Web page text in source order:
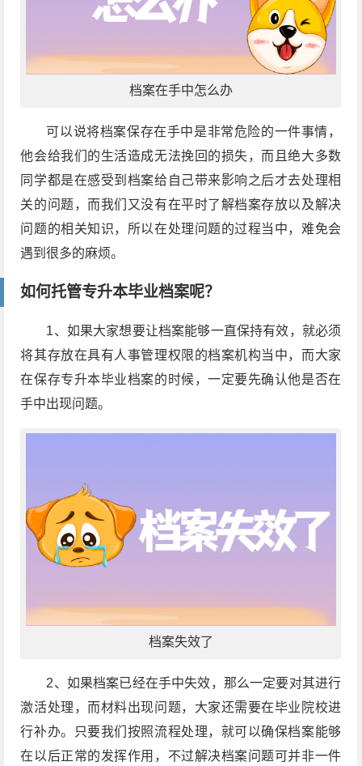
档案在手中怎么办
可以说将档案保存在手中是非常危险的一件事情，
他会给我们的生活造成无法挽回的损失，而且绝大多数
同学都是在感受到档案给自己带来影响之后才去处理相
关的问题，而我们又没有在平时了解档案存放以及解决
问题的相关知识，所以在处理问题的过程当中，难免会
遇到很多的麻烦。
如何托管专升本毕业档案呢？
1、如果大家想要让档案能够一直保持有效，就必须
将其存放在具有人事管理权限的档案机构当中，而大家
在保存专升本毕业档案的时候，一定要先确认他是否在
手中出现问题。
档案失效了
2、如果档案已经在手中失效，那么一定要对其进行
激活处理，而材料出现问题，大家还需要在毕业院校进
行补办。只要我们按照流程处理，就可以确保档案能够
在以后正常的发挥作用，不过解决档案问题可并非一件